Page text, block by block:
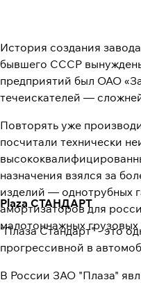
История создания
бывшего СССР
предприятий был ОАО
течеискателей —
Повторять уже
посчитали технически
назначения взялся за
изделий — однотрубных
амортизаторов для
малотоннажных
Plaza СТАНДАРТ
"Плаза Стандарт" - это
прогрессивной в
В России ЗАО "Плаза"